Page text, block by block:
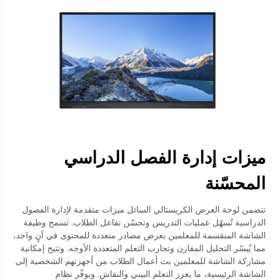
ميزات إدارة الفصل الدراسي
المحسّنة
تتضمن لوحة العرض الكريستالي السائل ميزات متقدمة لإدارة الفصول
الدراسية تُسهّل عمليات التدريس وتحسّن تفاعل الطلاب. تسمح وظيفة
الشاشة المنقسمة للمعلمين بعرض مصادر متعددة للمحتوى في آنٍ واحد،
مما يُيسّر التحليل المقارن وتجارب التعلم المتعددة الأوجه. وتتيح إمكانية
مشاركة الشاشة للمعلمين بث أعمال الطلاب من أجهزتهم الشخصية إلى
الشاشة الرئيسية، ما يعزز التعلم البيني والنقاش. ويوفّر نظام